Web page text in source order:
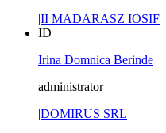
|II MADARASZ IOSIF
ID
Irina Domnica Berinde
administrator
|DOMIRUS SRL